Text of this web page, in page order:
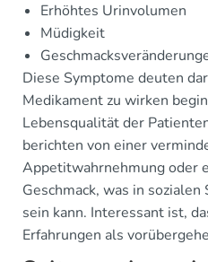
Erhöhtes Urinvolumen
Müdigkeit
Diese Symptome deuten
Medikament zu wirken
Lebensqualität der
berichten von einer
Appetitwahrnehmung oder
Geschmack, was in
sein kann. Interessant ist,
Erfahrungen als